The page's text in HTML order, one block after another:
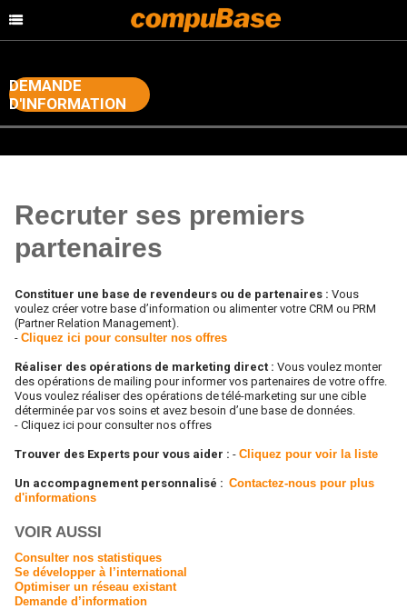
DEMANDE
D'INFORMATION
Recruter ses premiers
partenaires
Constituer une base de revendeurs ou de partenaires : Vous
voulez créer votre base d’information ou alimenter votre CRM ou PRM
(Partner Relation Management).
- Cliquez ici pour consulter nos offres
Réaliser des opérations de marketing direct : Vous voulez monter
des opérations de mailing pour informer vos partenaires de votre offre.
Vous voulez réaliser des opérations de télé-marketing sur une cible
déterminée par vos soins et avez besoin d’une base de données.
- Cliquez ici pour consulter nos offres
Trouver des Experts pour vous aider : - Cliquez pour voir la liste
Un accompagnement personnalisé : Contactez-nous pour plus
d'informations
VOIR AUSSI
Consulter nos statistiques
Se développer à l’international
Optimiser un réseau existant
Demande d’information